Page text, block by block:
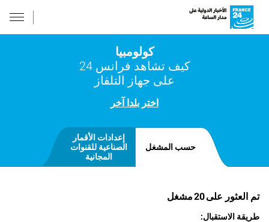
كولومبيا
كيف تشاهد فرانس 24
على جهاز التلفاز
اختر بلدا آخر
حسب المشغل
إعدادات الأقمار
الصناعية للقنوات
المجانية
مشغل20تم العثور على
طريقة الاستقبال: